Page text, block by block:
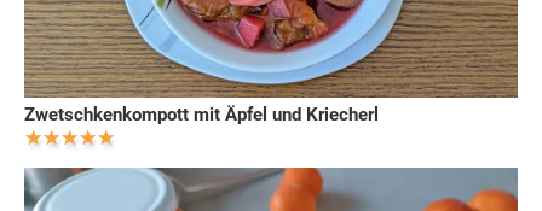
Zwetschkenkompott mit Äpfel und Kriecherl